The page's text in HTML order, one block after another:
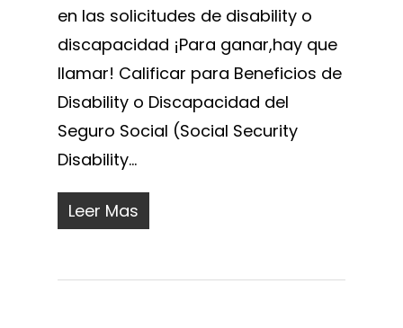
en las solicitudes de disability o
discapacidad ¡Para ganar,hay que
llamar! Calificar para Beneficios de
Disability o Discapacidad del
Seguro Social (Social Security
Disability...
Leer Mas